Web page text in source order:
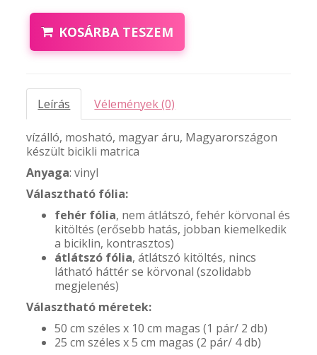
KOSÁRBA TESZEM
Leírás Vélemények (0)
vízálló, mosható, magyar áru, Magyarországon
készült bicikli matrica
Anyaga: vinyl
Választható fólia:
fehér fólia, nem átlátszó, fehér körvonal és
kitöltés (erősebb hatás, jobban kiemelkedik
a biciklin, kontrasztos)
átlátszó fólia, átlátszó kitöltés, nincs
látható háttér se körvonal (szolidabb
megjelenés)
Választható méretek:
50 cm széles x 10 cm magas (1 pár/ 2 db)
25 cm széles x 5 cm magas (2 pár/ 4 db)